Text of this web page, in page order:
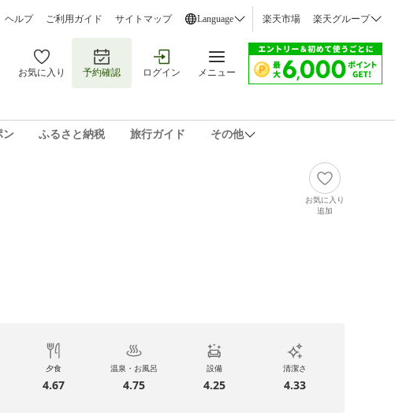
ヘルプ ご利用ガイド サイトマップ Language 楽天市場 楽天グループ
お気に入り 予約確認 ログイン メニュー
ン ふるさと納税 旅行ガイド その他
お気に入り
追加
夕食
4.67
温泉・お風呂
4.75
設備
4.25
清潔さ
4.33